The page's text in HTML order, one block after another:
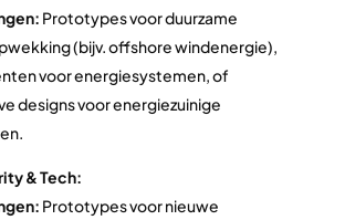
Prototypes voor duurzame
(bijv. offshore windenergie),
voor energiesystemen, of
designs voor energiezuinige
& Tech:
Prototypes voor nieuwe